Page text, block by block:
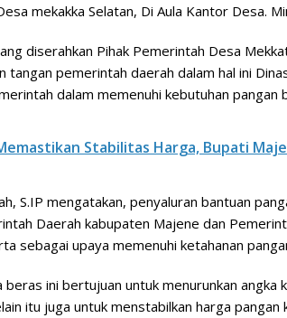
mekakka Selatan, Di Aula Kantor Desa.
diserahkan Pihak Pemerintah Desa
tangan pemerintah daerah dalam hal ini
dalam memenuhi kebutuhan pangan
Stabilitas Harga, Bupati
S.IP mengatakan, penyaluran bantuan
Daerah kabupaten Majene dan
sebagai upaya memenuhi ketahanan
beras ini bertujuan untuk menurunkan
itu juga untuk menstabilkan harga pangan